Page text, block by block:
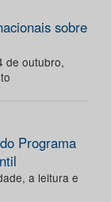
sobre
de outubro,
Programa
a leitura e